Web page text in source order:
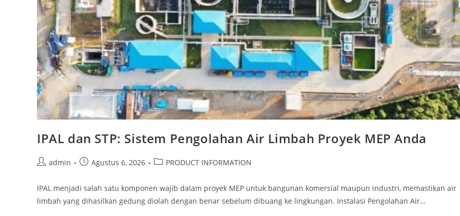
IPAL dan STP: Sistem Pengolahan Air Limbah Proyek MEP Anda
admin Agustus 6, 2026 PRODUCT INFORMATION
IPAL menjadi salah satu komponen wajib dalam proyek MEP untuk bangunan komersial maupun industri, memastikan air
limbah yang dihasilkan gedung diolah dengan benar sebelum dibuang ke lingkungan. Instalasi Pengolahan Air…